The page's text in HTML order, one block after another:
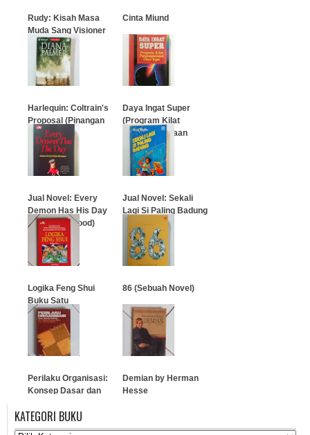
Rudy: Kisah Masa
Muda Sang Visioner
…
Cinta Miund
Harlequin: Coltrain's
Proposal (Pinangan
Coltrain)
Daya Ingat Super
(Program Kilat
Penyempurnaan
Daya Ingat)
Jual Novel: Every
Demon Has His Day
(Cara Lockwood)
Jual Novel: Sekali
Lagi Si Paling Badung
(Enid Blyton)
…
Logika Feng Shui
Buku Satu
86 (Sebuah Novel)
…
Perilaku Organisasi:
Konsep Dasar dan
…
Demian by Herman
Hesse
KATEGORI BUKU